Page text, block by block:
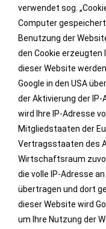
verwendet sog.
Computer
Benutzung der
den Cookie
dieser Website
Google in den USA
der Aktivierung der
wird Ihre IP-Adresse
Mitgliedstaaten der
Vertragsstaaten des
Wirtschaftsraum
die volle IP-Adresse
übertragen und dort
dieser Website wird
um Ihre Nutzung der